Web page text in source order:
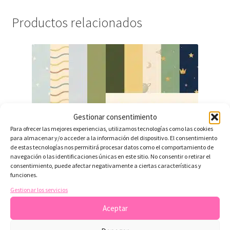
Gestionar consentimiento
Para ofrecer las mejores experiencias, utilizamos tecnologías como las cookies
para almacenar y/o acceder a la información del dispositivo. El consentimiento
de estas tecnologías nos permitirá procesar datos como el comportamiento de
navegación o las identificaciones únicas en este sitio. No consentir o retirar el
consentimiento, puede afectar negativamente a ciertas características y
funciones.
Gestionar los servicios
Aceptar
Productos relacionados